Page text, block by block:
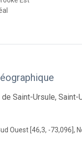
Saint-Ursule, Saint-
Ouest [46,3, -73,096],